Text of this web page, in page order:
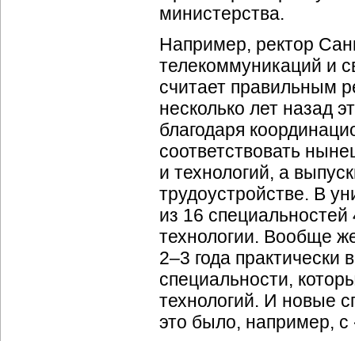
министерства.
Например, ректор
телекоммуникаций и
считает правильным
несколько лет назад
благодаря
соответствовать
и технологий, а
трудоустройстве. В
из 16
технологии. Вообще
2–3 года практически
специальности,
технологий. И новые
это было, например,